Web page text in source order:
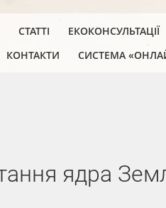
СТАТТІ ЕКОКОНСУЛЬТАЦІЇ
КОНТАКТИ СИСТЕМА
ядра